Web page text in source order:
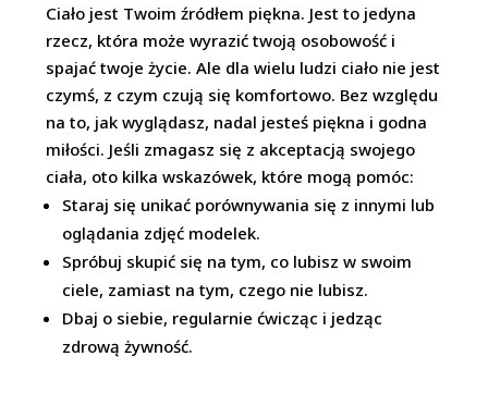
Ciało jest Twoim źródłem piękna. Jest to jedyna
rzecz, która może wyrazić twoją osobowość i
spajać twoje życie. Ale dla wielu ludzi ciało nie jest
czymś, z czym czują się komfortowo. Bez względu
na to, jak wyglądasz, nadal jesteś piękna i godna
miłości. Jeśli zmagasz się z akceptacją swojego
ciała, oto kilka wskazówek, które mogą pomóc:
Staraj się unikać porównywania się z innymi lub
oglądania zdjęć modelek.
Spróbuj skupić się na tym, co lubisz w swoim
ciele, zamiast na tym, czego nie lubisz.
Dbaj o siebie, regularnie ćwicząc i jedząc
zdrową żywność.